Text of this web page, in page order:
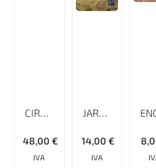
CIRO, REY DE ANSAN – ORIGEN Y FORMACIÓN DEL IMPERIO PERSA
€
48,00
IVA
JARRAQANI, UN SUFÍ PERSA
€
14,00
IVA